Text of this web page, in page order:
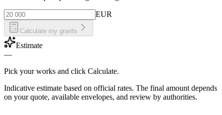
EUR
Calculate my grants
Estimate
—
Pick your works and click Calculate.
Indicative estimate based on official rates. The final amount depends
on your quote, available envelopes, and review by authorities.